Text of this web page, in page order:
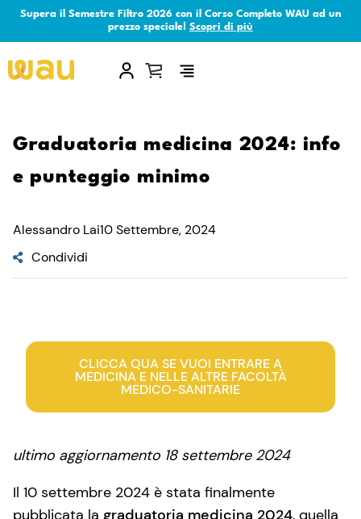
Supera il Semestre Filtro 2026 con il Corso Completo WAU ad un
prezzo speciale! Scopri di più
×
Graduatoria medicina 2024: info
e punteggio minimo
Alessandro Lai10 Settembre, 2024
Condividi
CLICCA QUA SE VUOI ENTRARE A
MEDICINA E NELLE ALTRE FACOLTÀ
MEDICO-SANITARIE
ultimo aggiornamento 18 settembre 2024
Il 10 settembre 2024 è stata finalmente
pubblicata la graduatoria medicina 2024, quella